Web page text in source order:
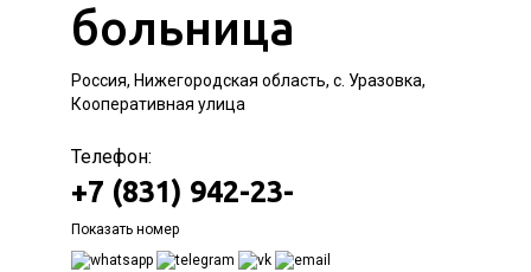
больница
Россия, Нижегородская область, с. Уразовка,
Кооперативная улица
Телефон:
+7 (831) 942-23-
Показать номер